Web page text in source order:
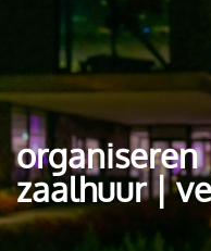
zaalhuur |